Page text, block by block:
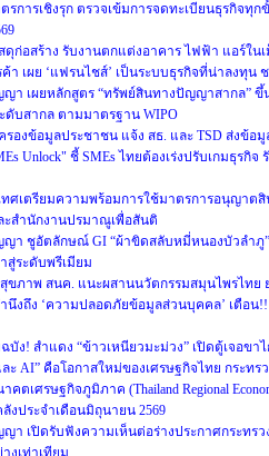
การเชิงรุก ตรวจเข้มการจดทะเบียนธุรกิจ
ดุก่อสร้าง รับงานตกแต่งอาคาร ไฟฟ้า แอร์ใน
า เผย ‘แฟรนไชส์’ เป็นระบบธุรกิจที่น่าลงทุน
า เผยหลักสูตร “ทรัพย์สินทางปัญญาสากล” ขึ้
ดับสากล ตามมาตรฐาน WIPO
รองข้อมูลประชาชน แจ้ง สธ. และ TSD ส่งข้อ
Unlock" ชี้ SMEs ไทยต้องเร่งปรับเกมธุ
ทศเตรียมความพร้อมการใช้มาตรการอนุญาต
ะสำนักงานปรมาณูเพื่อสันติ
า ชูอัตลักษณ์ GI “ผ้าขิดสลับหมี่หนองบัวลำภู
สู่ระดับพรีเมียม
สุขภาพ สนค. แนะผสานนวัตกรรมสมุนไพรไท
งถึง ‘ความปลอดภัยข้อมูลส่วนบุคคล’ เตือน
บัง! สำแดง “ข้าวเหนียวมะม่วง” เปิดตู้เจอขา
ะ AI” คือโอกาสใหม่ของเศรษฐกิจไทย กระ
ตเศรษฐกิจภูมิภาค (Thailand Regional
งประจำเดือนมิถุนายน 2569
า เปิดรับฟังความเห็นต่อร่างประกาศกระทร
งเท่าเทียม